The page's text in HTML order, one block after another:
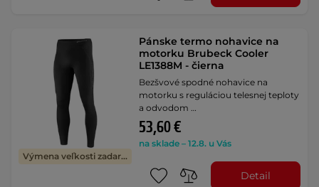
Výmena veľkosti zadarmo
Pánske termo nohavice na
motorku Brubeck Cooler
LE1388M - čierna
Bezšvové spodné nohavice na
motorku s reguláciou telesnej teploty
a odvodom …
53,60 €
na sklade – 12.8. u Vás
Detail